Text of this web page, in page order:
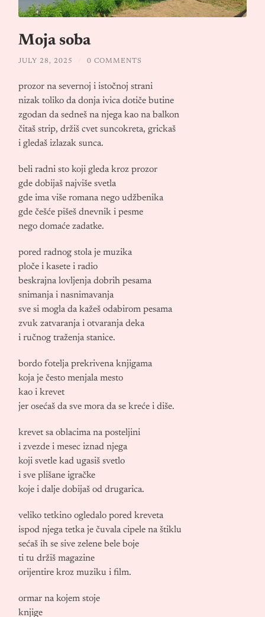
Moja soba
JULY 28, 2025 / 0 COMMENTS
prozor na severnoj i istočnoj strani
nizak toliko da donja ivica dotiče butine
zgodan da sedneš na njega kao na balkon
čitaš strip, držiš cvet suncokreta, grickaš
i gledaš izlazak sunca.
beli radni sto koji gleda kroz prozor
gde dobijaš najviše svetla
gde ima više romana nego udžbenika
gde češće pišeš dnevnik i pesme
nego domaće zadatke.
pored radnog stola je muzika
ploče i kasete i radio
beskrajna lovljenja dobrih pesama
snimanja i nasnimavanja
sve si mogla da kažeš odabirom pesama
zvuk zatvaranja i otvaranja deka
i ručnog traženja stanice.
bordo fotelja prekrivena knjigama
koja je često menjala mesto
kao i krevet
jer osećaš da sve mora da se kreće i diše.
krevet sa oblacima na posteljini
i zvezde i mesec iznad njega
koji svetle kad ugasiš svetlo
i sve plišane igračke
koje i dalje dobijaš od drugarica.
veliko tetkino ogledalo pored kreveta
ispod njega tetka je čuvala cipele na štiklu
sećaš ih se sive zelene bele boje
ti tu držiš magazine
orijentire kroz muziku i film.
ormar na kojem stoje
knjige